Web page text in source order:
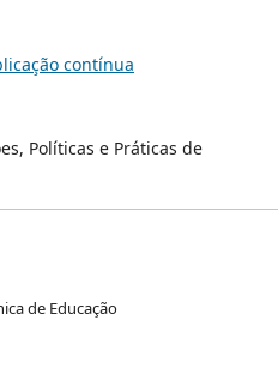
contínua
Políticas e Práticas de
de Educação